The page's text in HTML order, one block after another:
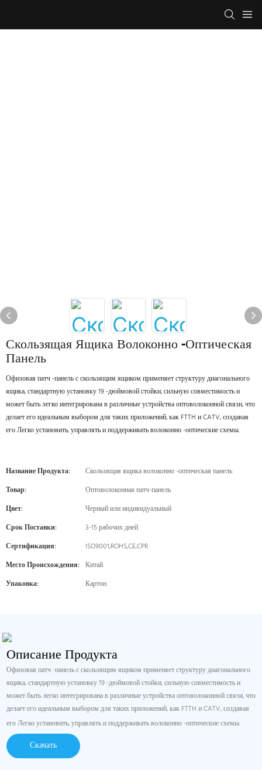
Скользящая Ящика Волоконно -оптическая
Панель
Офизовая патч -панель с скользящим ящиком применяет структуру диагонального
ящика, стандартную установку 19 -дюймовой стойки, сильную совместимость и
может быть легко интегрирована в различные устройства оптоволоконной связи, что
делает его идеальным выбором для таких приложений, как FTTH и CATV, создавая
его Легко установить, управлять и поддерживать волоконно -оптические схемы.
Название Продукта:
Скользящая ящика волоконно -оптическая панель
Товар:
Оптоволоконная патч-панель
Цвет:
Черный или индивидуальный
Срок Поставки:
3-15 рабочих дней
Сертификация:
ISO9001,ROHS,CE,CPR
Место Происхождения: Китай
Упаковка:
Картон
Описание Продукта
Офизовая патч -панель с скользящим ящиком применяет структуру диагонального
ящика, стандартную установку 19 -дюймовой стойки, сильную совместимость и
может быть легко интегрирована в различные устройства оптоволоконной связи, что
делает его идеальным выбором для таких приложений, как FTTH и CATV, создавая
его Легко установить, управлять и поддерживать волоконно -оптические схемы.
Скачать